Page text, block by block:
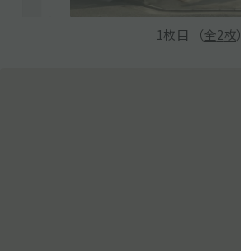
1 枚目 （全2枚）